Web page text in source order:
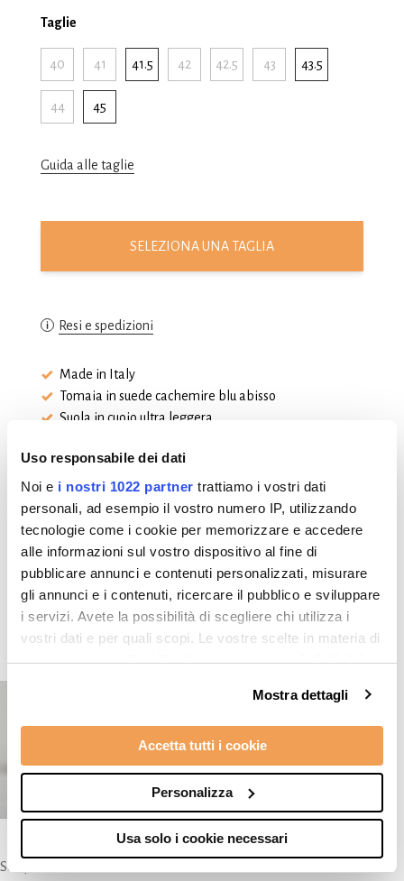
Uso responsabile dei dati
Noi e i nostri 1022 partner trattiamo i vostri dati
personali, ad esempio il vostro numero IP, utilizzando
tecnologie come i cookie per memorizzare e accedere
alle informazioni sul vostro dispositivo al fine di
pubblicare annunci e contenuti personalizzati, misurare
gli annunci e i contenuti, ricercare il pubblico e sviluppare
i servizi. Avete la possibilità di scegliere chi utilizza i
vostri dati e per quali scopi. Le vostre scelte in materia di
privacy sono applicabili solo su questa proprietà digitale
modificare o revocare il proprio consenso in qualsiasi
momento dalla Dichiarazione sui cookie o facendo clic
sull'icona di attivazione della privacy.
Con il tuo consenso, vorremmo anche:
raccogliere informazioni sulla tua posizione
geografica, con un'approssimazione di qualche
metro,
Mostra dettagli
Accetta tutti i cookie
Personalizza
Usa solo i cookie necessari
Taglie
40 41 41.5 42 42.5 43 43.5
44 45
Guida alle taglie
SELEZIONA UNA TAGLIA
Resi e spedizioni
Made in Italy
Tomaia in suede cachemire blu abisso
Suola in cuoio ultra leggera
Prodotti in evidenza
Scarpe Uomo